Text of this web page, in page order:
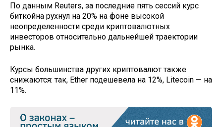
По данным Reuters, за последние пять сессий курс
биткойна рухнул на 20% на фоне высокой
неопределенности среди криптовалютных
инвесторов относительно дальнейшей траектории
рынка.
Курсы большинства других криптовалют также
снижаются: так, Ether подешевела на 12%, Litecoin — на
11%.